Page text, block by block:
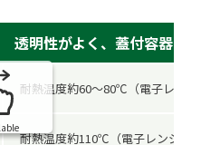
透明性がよく、蓋付容器と
耐熱温度約60～80℃（電子レン
耐熱温度約110℃（電子レンジ対